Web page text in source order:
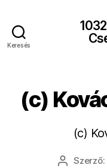
Keresés
(c)
(c)
Bejegyzés
Szerző: